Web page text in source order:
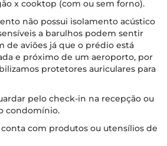
x cooktop (com ou sem forno).
não possui isolamento acústico
a barulhos podem sentir
de aviões já que o prédio está
e próximo de um aeroporto, por
protetores auriculares para
pelo check-in na recepção ou
condomínio.
com produtos ou utensílios de